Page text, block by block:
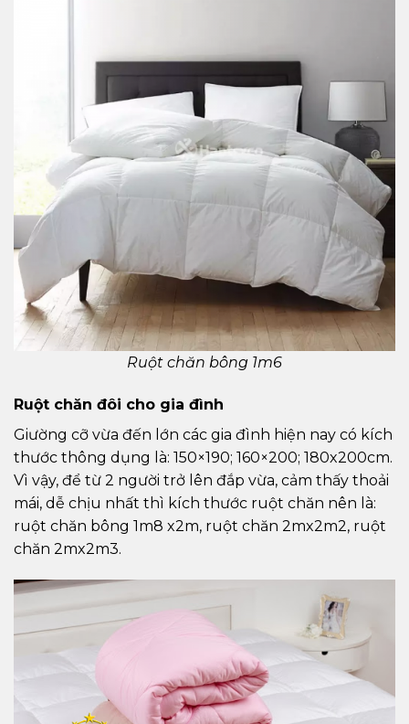
Ruột chăn bông 1m6
Ruột chăn đôi cho gia đình
Giường cỡ vừa đến lớn các gia đình hiện nay có kích
thước thông dụng là: 150×190; 160×200; 180x200cm.
Vì vậy, để từ 2 người trở lên đắp vừa, cảm thấy thoải
mái, dễ chịu nhất thì kích thước ruột chăn nên là:
ruột chăn bông 1m8 x2m, ruột chăn 2mx2m2, ruột
chăn 2mx2m3.